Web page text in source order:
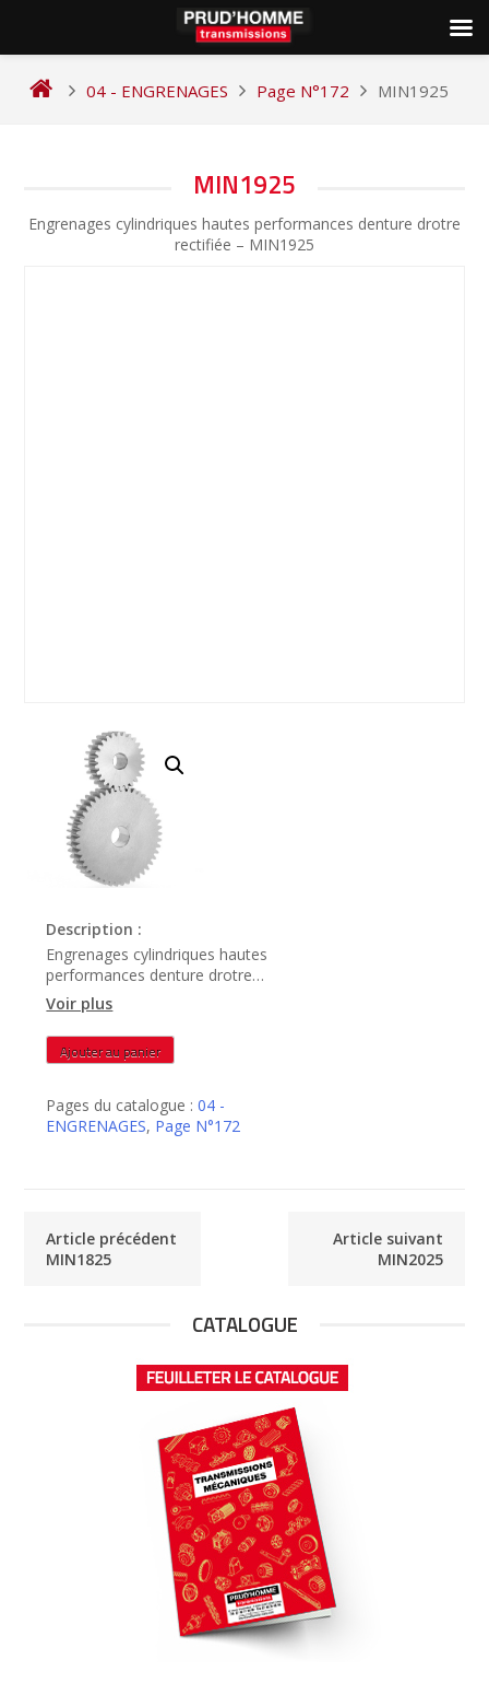
04 - ENGRENAGES Page N°172 MIN1925
MIN1925
Engrenages cylindriques hautes performances denture drotre
rectifiée – MIN1925
Description :
Engrenages cylindriques hautes
performances denture drotre
rectifiée – MIN1925
Voir plus
quantité
de
Ajouter au panier
Pages du catalogue :04 -
ENGRENAGES, Page N°172
DE
Article précédent
MIN1825
Article suivant
MIN2025
CATALOGUE